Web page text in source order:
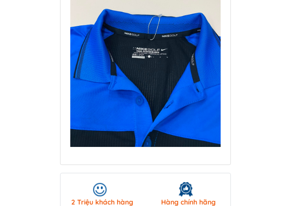
2 Triệu khách hàng Hàng chính hãng